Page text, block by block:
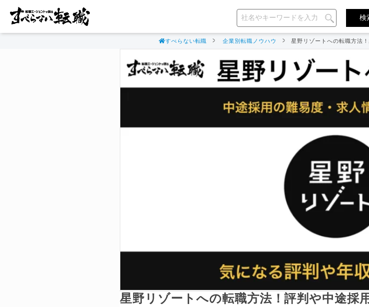
すべらない転職 企業別転職ノウハウ 星野リゾートへの転職方法
星野リゾートへの転職方法！評判や中途採